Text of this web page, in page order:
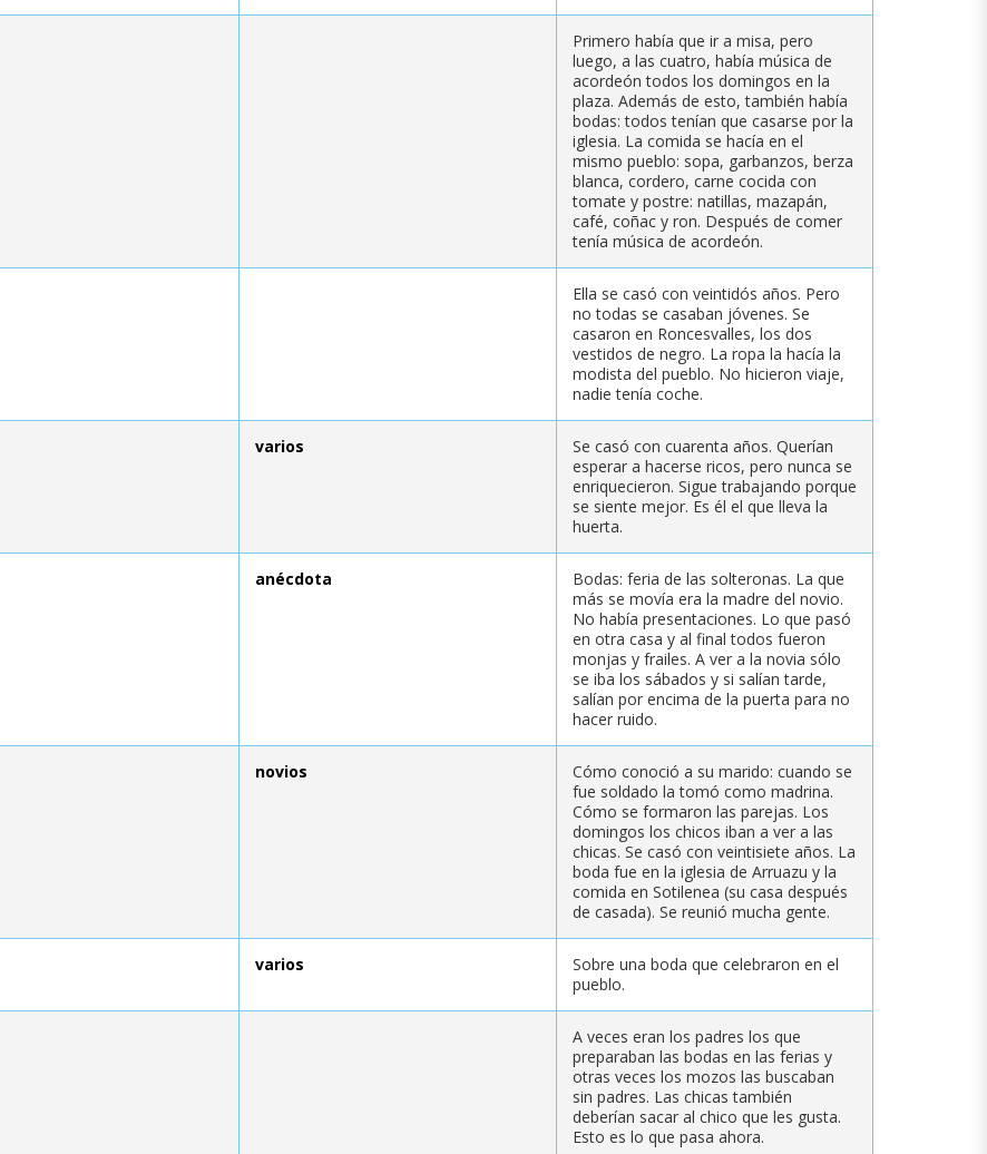
Primero había que ir a misa, pero
luego, a las cuatro, había música de
acordeón todos los domingos en la
plaza. Además de esto, también había
bodas: todos tenían que casarse por la
iglesia. La comida se hacía en el
mismo pueblo: sopa, garbanzos, berza
blanca, cordero, carne cocida con
tomate y postre: natillas, mazapán,
café, coñac y ron. Después de comer
tenía música de acordeón.
Ella se casó con veintidós años. Pero
no todas se casaban jóvenes. Se
casaron en Roncesvalles, los dos
vestidos de negro. La ropa la hacía la
modista del pueblo. No hicieron viaje,
nadie tenía coche.
varios
Se casó con cuarenta años. Querían
esperar a hacerse ricos, pero nunca se
enriquecieron. Sigue trabajando porque
se siente mejor. Es él el que lleva la
huerta.
anécdota
Bodas: feria de las solteronas. La que
más se movía era la madre del novio.
No había presentaciones. Lo que pasó
en otra casa y al final todos fueron
monjas y frailes. A ver a la novia sólo
se iba los sábados y si salían tarde,
salían por encima de la puerta para no
hacer ruido.
novios
Cómo conoció a su marido: cuando se
fue soldado la tomó como madrina.
Cómo se formaron las parejas. Los
domingos los chicos iban a ver a las
chicas. Se casó con veintisiete años. La
boda fue en la iglesia de Arruazu y la
comida en Sotilenea (su casa después
de casada). Se reunió mucha gente.
varios
Sobre una boda que celebraron en el
pueblo.
A veces eran los padres los que
preparaban las bodas en las ferias y
otras veces los mozos las buscaban
sin padres. Las chicas también
deberían sacar al chico que les gusta.
Esto es lo que pasa ahora.